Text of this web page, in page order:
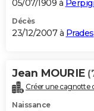
05/07/1909 à
Décès
23/12/2007 à Prades
Jean MOURIE
Créer une cagnotte
Naissance